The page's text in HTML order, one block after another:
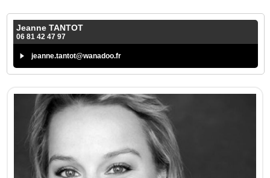
Jeanne TANTOT
06 81 42 47 97
jeanne.tantot@wanadoo.fr